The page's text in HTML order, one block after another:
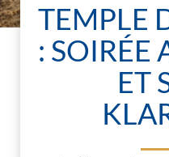
TEMPLE
: SOIRÉE
ET